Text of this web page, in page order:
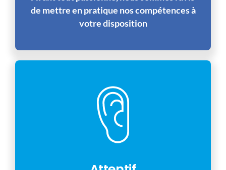
de mettre en pratique nos compétences à
votre disposition